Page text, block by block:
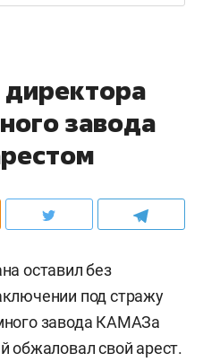
директора
завода
оставил без
под стражу
завода КАМАЗа
обжаловал свой арест.